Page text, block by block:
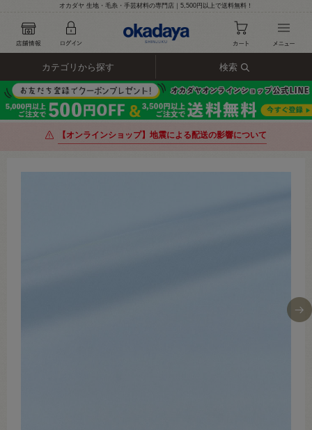
オカダヤ 生地・毛糸・手芸材料の専門店｜5,500円以上で送料無料！
カテゴリから探す 検索
【オンラインショップ】地震による配送の影響について